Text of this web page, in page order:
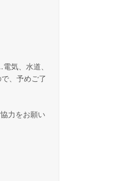
気、水道、
、予めご了
力をお願い